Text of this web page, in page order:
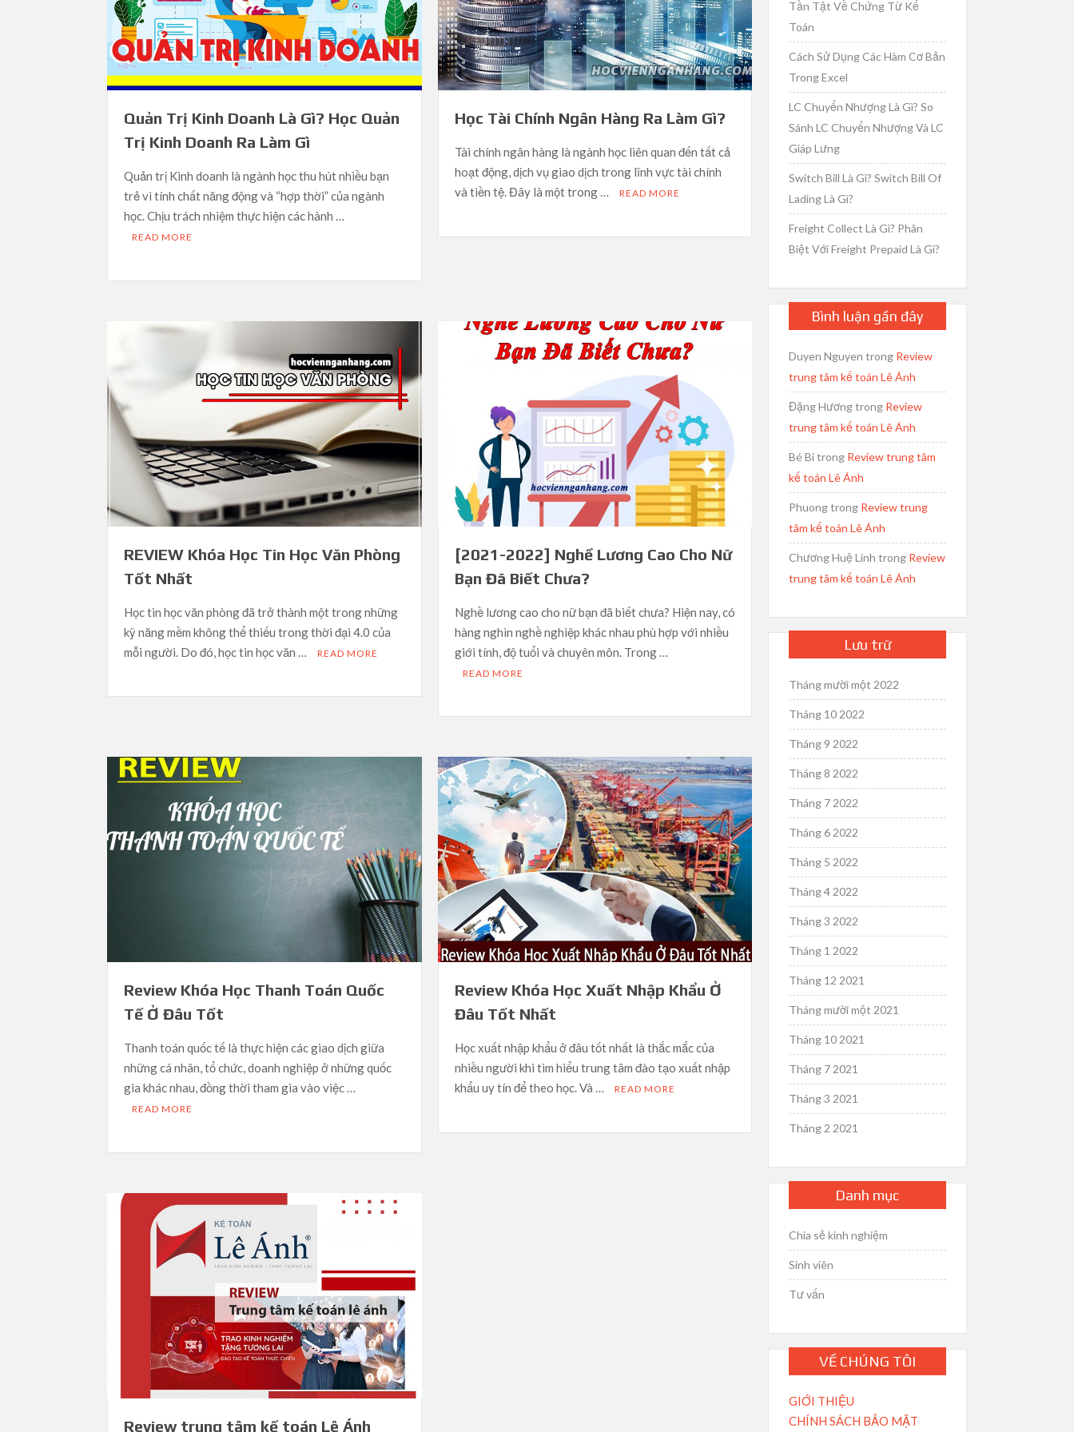
Quản Trị Kinh Doanh Là Gì? Học Quản
Trị Kinh Doanh Ra Làm Gì
Quản trị Kinh doanh là ngành học thu hút nhiều bạn
trẻ vì tính chất năng động và “hợp thời” của ngành
học. Chịu trách nhiệm thực hiện các hành …
READ MORE
Học Tài Chính Ngân Hàng Ra Làm Gì?
Tài chính ngân hàng là ngành học liên quan đến tất cả
hoạt động, dịch vụ giao dịch trong lĩnh vực tài chính
và tiền tệ. Đây là một trong …
READ MORE
REVIEW Khóa Học Tin Học Văn Phòng
Tốt Nhất
Học tin học văn phòng đã trở thành một trong những
kỹ năng mềm không thể thiếu trong thời đại 4.0 của
mỗi người. Do đó, học tin học văn …
READ MORE
[2021-2022] Nghề Lương Cao Cho Nữ
Bạn Đã Biết Chưa?
Nghề lương cao cho nữ bạn đã biết chưa? Hiện nay, có
hàng nghìn nghề nghiệp khác nhau phù hợp với nhiều
giới tính, độ tuổi và chuyên môn. Trong …
READ MORE
Review Khóa Học Thanh Toán Quốc
Tế Ở Đâu Tốt
Thanh toán quốc tế là thực hiện các giao dịch giữa
những cá nhân, tổ chức, doanh nghiệp ở những quốc
gia khác nhau, đồng thời tham gia vào việc …
READ MORE
Review Khóa Học Xuất Nhập Khẩu Ở
Đâu Tốt Nhất
Học xuất nhập khẩu ở đâu tốt nhất là thắc mắc của
nhiều người khi tìm hiểu trung tâm đào tạo xuất nhập
khẩu uy tín để theo học. Và …
READ MORE
Review trung tâm kế toán Lê Ánh
Tần Tật Về Chứng Từ Kế
Toán
Cách Sử Dụng Các Hàm Cơ Bản
Trong Excel
LC Chuyển Nhượng Là Gì? So
Sánh LC Chuyển Nhượng Và LC
Giáp Lưng
Switch Bill Là Gì? Switch Bill Of
Lading Là Gì?
Freight Collect Là Gì? Phân
Biệt Với Freight Prepaid Là Gì?
Bình luận gần đây
Duyen Nguyen trong Review
trung tâm kế toán Lê Ánh
Đặng Hươngtrong Review
trung tâm kế toán Lê Ánh
Bé Bitrong Review trung tâm
kế toán Lê Ánh
Phuongtrong Review trung
tâm kế toán Lê Ánh
Chương Huệ Linh trong Review
trung tâm kế toán Lê Ánh
Lưu trữ
Tháng mười một 2022
Tháng 10 2022
Tháng 9 2022
Tháng 8 2022
Tháng 7 2022
Tháng 6 2022
Tháng 5 2022
Tháng 4 2022
Tháng 3 2022
Tháng 1 2022
Tháng 12 2021
Tháng mười một 2021
Tháng 10 2021
Tháng 7 2021
Tháng 3 2021
Tháng 2 2021
Danh mục
Chia sẻ kinh nghiệm
Sinh viên
Tư vấn
VỀ CHÚNG TÔI
GIỚI THIỆU
CHÍNH SÁCH BẢO MẬT